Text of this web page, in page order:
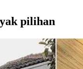
pilihan